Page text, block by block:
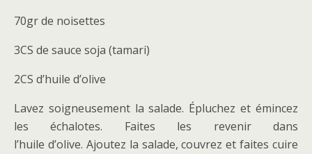
70gr de noisettes
3CS de sauce soja (tamari)
2CS d’huile d’olive
Lavez soigneusement la salade. Épluchez et émincez
les échalotes. Faites les revenir dans
l’huile d’olive. Ajoutez la salade, couvrez et faites cuire